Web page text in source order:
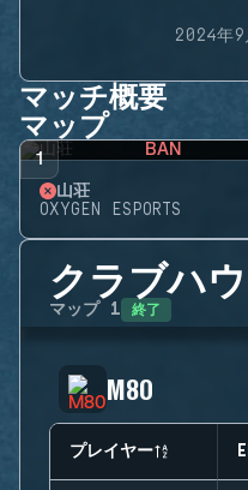
2024年
マッチ概要
マップ
1 BAN
山荘
OXYGEN ESPORTS
クラブハ
マップ 1 終了
M80
プレイヤー